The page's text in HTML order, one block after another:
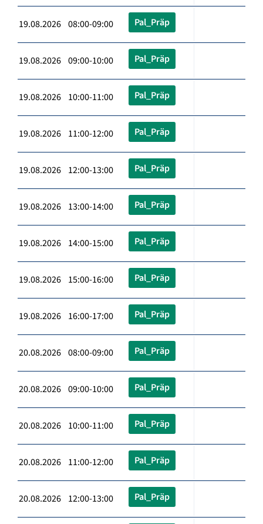
19.08.2026 08:00-09:00 Pal_Präp
19.08.2026 09:00-10:00 Pal_Präp
19.08.2026 10:00-11:00 Pal_Präp
19.08.2026 11:00-12:00 Pal_Präp
19.08.2026 12:00-13:00 Pal_Präp
19.08.2026 13:00-14:00 Pal_Präp
19.08.2026 14:00-15:00 Pal_Präp
19.08.2026 15:00-16:00 Pal_Präp
19.08.2026 16:00-17:00 Pal_Präp
20.08.2026 08:00-09:00 Pal_Präp
20.08.2026 09:00-10:00 Pal_Präp
20.08.2026 10:00-11:00 Pal_Präp
20.08.2026 11:00-12:00 Pal_Präp
20.08.2026 12:00-13:00 Pal_Präp